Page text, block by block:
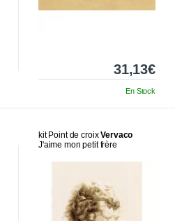
31,13€
En Stock
kit Point de croixVervaco
J'aime mon petit frère